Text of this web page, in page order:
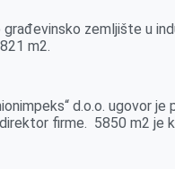
zemljište u
m2.
d.o.o. ugovor je
firme. 5850 m2 je